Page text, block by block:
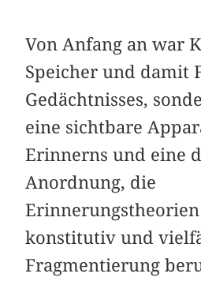
Von Anfang an war
Speicher und damit
Gedächtnisses,
eine sichtbare
Erinnerns und eine
Anordnung, die
konstitutiv und
Fragmentierung